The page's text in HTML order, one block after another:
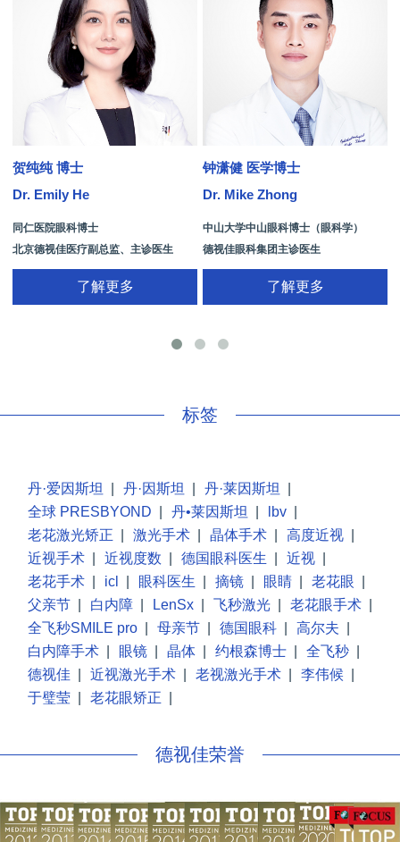
贺纯纯 博士
Dr. Emily He
同仁医院眼科博士
北京德视佳医疗副总监、主诊医生
了解更多
钟潇健 医学博士
Dr. Mike Zhong
中山大学中山眼科博士（眼科学）
德视佳眼科集团主诊医生
了解更多
标签
丹·爱因斯坦 丹·因斯坦 丹·莱因斯坦
全球 PRESBYOND
丹•莱因斯坦 lbv
老花激光矫正
激光手术 晶体手术 高度近视
近视手术
近视度数 德国眼科医生 近视
老花手术
icl 眼科医生 摘镜 眼睛 老花眼
父亲节
白内障 LenSx 飞秒激光 老花眼手术
全飞秒SMILE pro
母亲节 德国眼科 高尔夫
白内障手术
眼镜 晶体 约根森博士 全飞秒
德视佳
近视激光手术 老视激光手术 李伟候
于璧莹
老花眼矫正
德视佳荣誉